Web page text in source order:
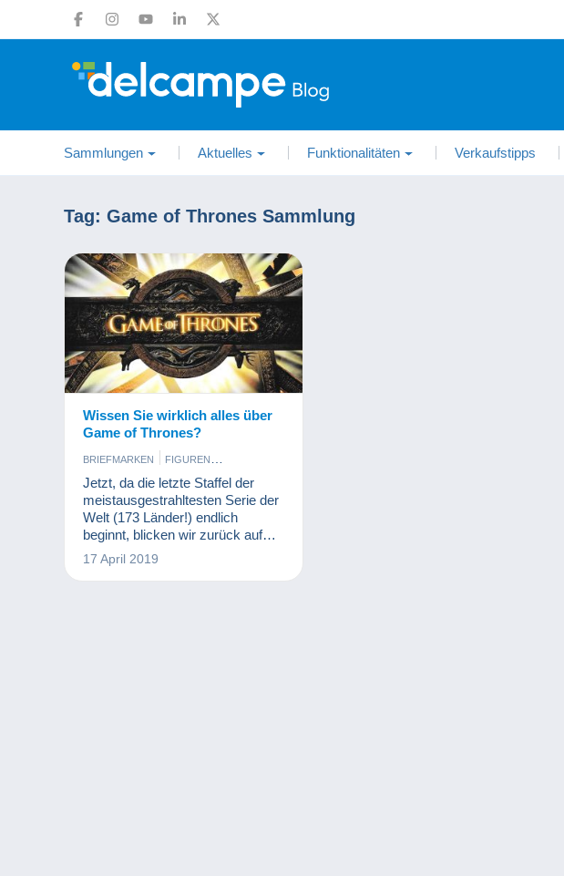
Sammlungen Aktuelles Funktionalitäten Verkaufstipps
Tag: Game of Thrones Sammlung
Wissen Sie wirklich alles über
Game of Thrones?
BRIEFMARKEN
FIGUREN
MÜNZEN UND BANKNOTEN
PHOTOGRAPHICA
SCHMUCK
Jetzt, da die letzte Staffel der
meistausgestrahltesten Serie der
Welt (173 Länder!) endlich
beginnt, blicken wir zurück auf
das, was diese Serie zu einem
solchen Erfolg gemacht hat.
17 April 2019